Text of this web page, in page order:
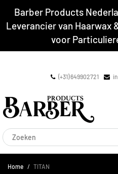
Barber Products
Leverancier van Haarwax
voor
(+31) 649902721
Home TITAN